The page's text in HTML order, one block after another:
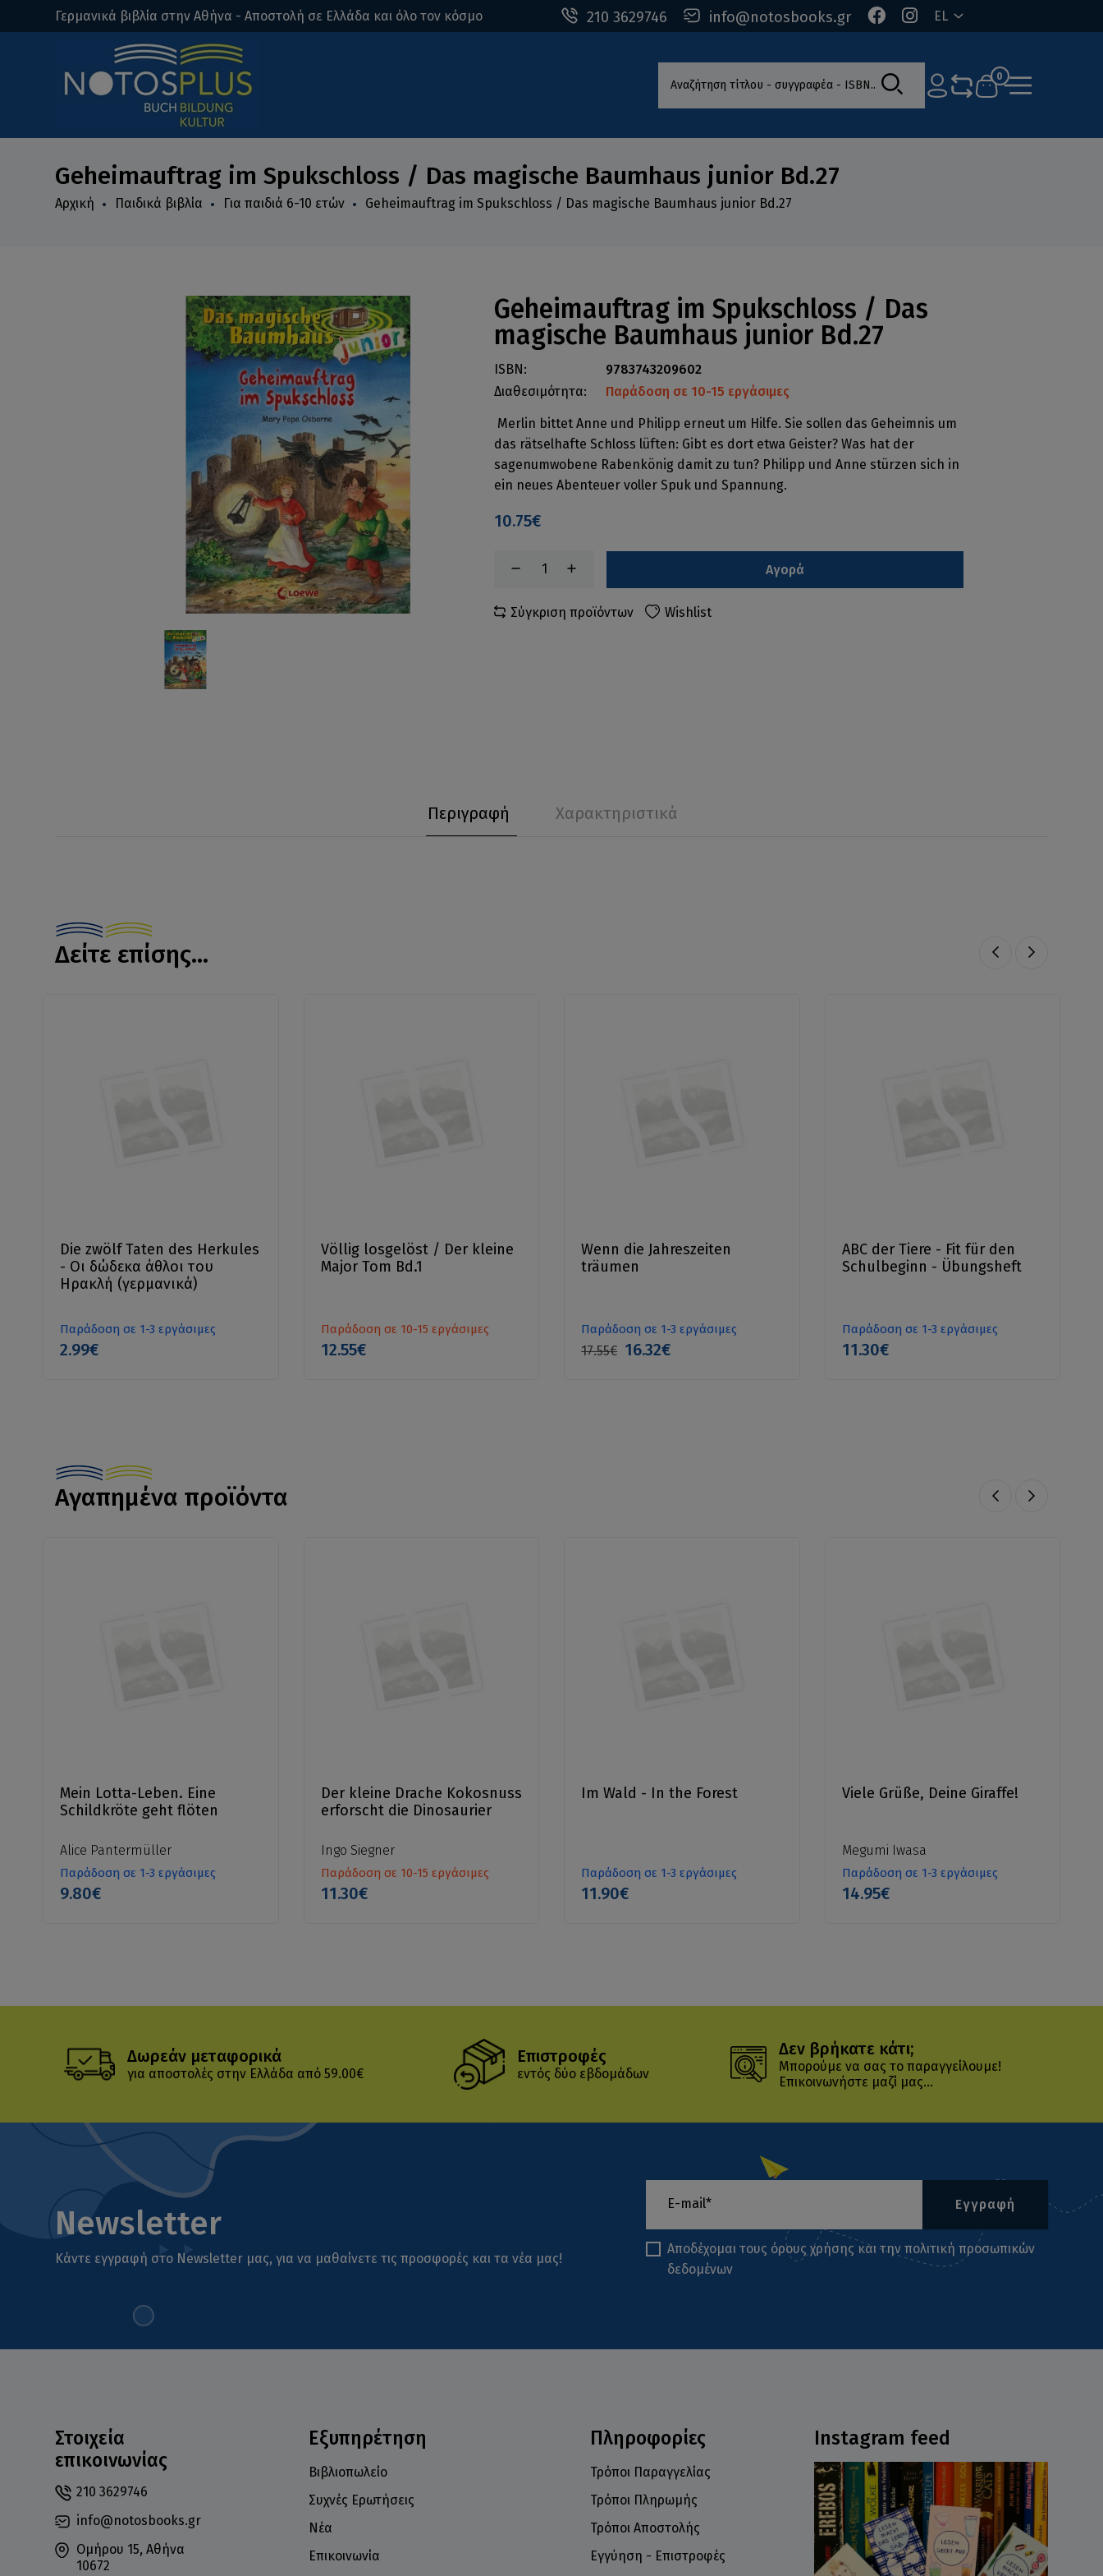
210 3629746 info@notosbooks.gr EL
Γερμανικά βιβλία στην Αθήνα - Αποστολή σε Ελλάδα και όλο τον κόσμο
Αναζήτηση τίτλου - συγγραφέα - ISBN 0
Geheimauftrag im Spukschloss / Das magische Baumhaus junior Bd.27
Αρχική Παιδικά βιβλία Για παιδιά 6-10 ετών Geheimauftrag im Spukschloss / Das magische Baumhaus junior Bd.27
Geheimauftrag im Spukschloss / Das
magische Baumhaus junior Bd.27
ISBN:
9783743209602
Διαθεσιμότητα:
Παράδοση σε 10-15 εργάσιμες
Merlin bittet Anne und Philipp erneut um Hilfe. Sie sollen das Geheimnis um
das rätselhafte Schloss lüften: Gibt es dort etwa Geister? Was hat der
sagenumwobene Rabenkönig damit zu tun? Philipp und Anne stürzen sich in
ein neues Abenteuer voller Spuk und Spannung.
10.75€
Αγορά
Σύγκριση προϊόντων Wishlist
Περιγραφή Χαρακτηριστικά
Δείτε επίσης...
Die zwölf Taten des Herkules
- Οι δώδεκα άθλοι του
Ηρακλή (γερμανικά)
Παράδοση σε 1-3 εργάσιμες
2.99€
Völlig losgelöst / Der kleine
Major Tom Bd.1
Παράδοση σε 10-15 εργάσιμες
12.55€
Wenn die Jahreszeiten
träumen
Παράδοση σε 1-3 εργάσιμες
17.55€ 16.32€
ABC der Tiere - Fit für den
Schulbeginn - Übungsheft
Παράδοση σε 1-3 εργάσιμες
11.30€
Αγαπημένα προϊόντα
Mein Lotta-Leben. Eine
Schildkröte geht flöten
Alice Pantermüller
Παράδοση σε 1-3 εργάσιμες
9.80€
Der kleine Drache Kokosnuss
erforscht die Dinosaurier
Ingo Siegner
Παράδοση σε 10-15 εργάσιμες
11.30€
Im Wald - In the Forest
Παράδοση σε 1-3 εργάσιμες
11.90€
Viele Grüße, Deine Giraffe!
Megumi Iwasa
Παράδοση σε 1-3 εργάσιμες
14.95€
Δωρεάν μεταφορικά
για αποστολές στην Ελλάδα από 59.00€
Επιστροφές
εντός δύο εβδομάδων
Δεν βρήκατε κάτι;
Μπορούμε να σας το παραγγείλουμε!
Επικοινωνήστε μαζί μας...
Newsletter
Κάντε εγγραφή στο Newsletter μας, για να μαθαίνετε τις προσφορές και τα νέα μας!
Εγγραφή
Αποδέχομαι τους όρους χρήσης και την πολιτική προσωπικών
δεδομένων
Στοιχεία
επικοινωνίας
210 3629746
info@notosbooks.gr
Ομήρου 15, Αθήνα
10672
Instagram feed
Εξυπηρέτηση
Βιβλιοπωλείο
Συχνές Ερωτήσεις
Νέα
Επικοινωνία
Πληροφορίες
Τρόποι Παραγγελίας
Τρόποι Πληρωμής
Τρόποι Αποστολής
Εγγύηση - Επιστροφές